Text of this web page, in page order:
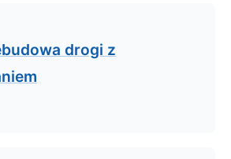
drogi z